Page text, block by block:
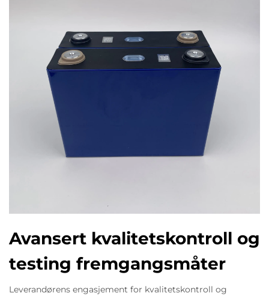
Avansert kvalitetskontroll og
testing fremgangsmåter
Leverandørens engasjement for kvalitetskontroll og